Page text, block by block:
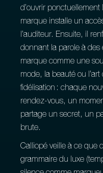
d’ouvrir ponctuellement
marque installe un
l’auditeur. Ensuite, il
donnant la parole à des
marque comme une
mode, la beauté ou
fidélisation : chaque
rendez‑vous, un
partage un secret, un
brute.
Calliopé veille à ce que
grammaire du luxe